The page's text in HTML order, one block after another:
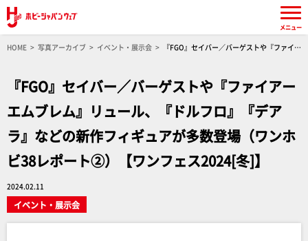
HOME 写真アーカイブ イベント・展示会
『FGO』セイバー／バーゲストや『ファイア
『FGO』セイバー／バーゲストや『ファイアー
エムブレム』リュール、『ドルフロ』『デア
ラ』などの新作フィギュアが多数登場（ワンホ
ビ38レポート②）【ワンフェス2024[冬]】
2024.02.11
イベント・展示会
メニュー